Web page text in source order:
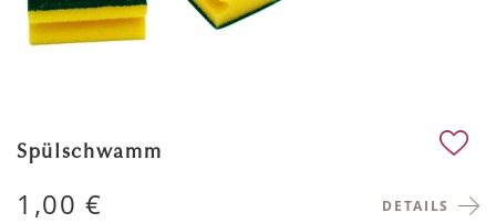
Spülschwamm
DETAILS
1,00 €